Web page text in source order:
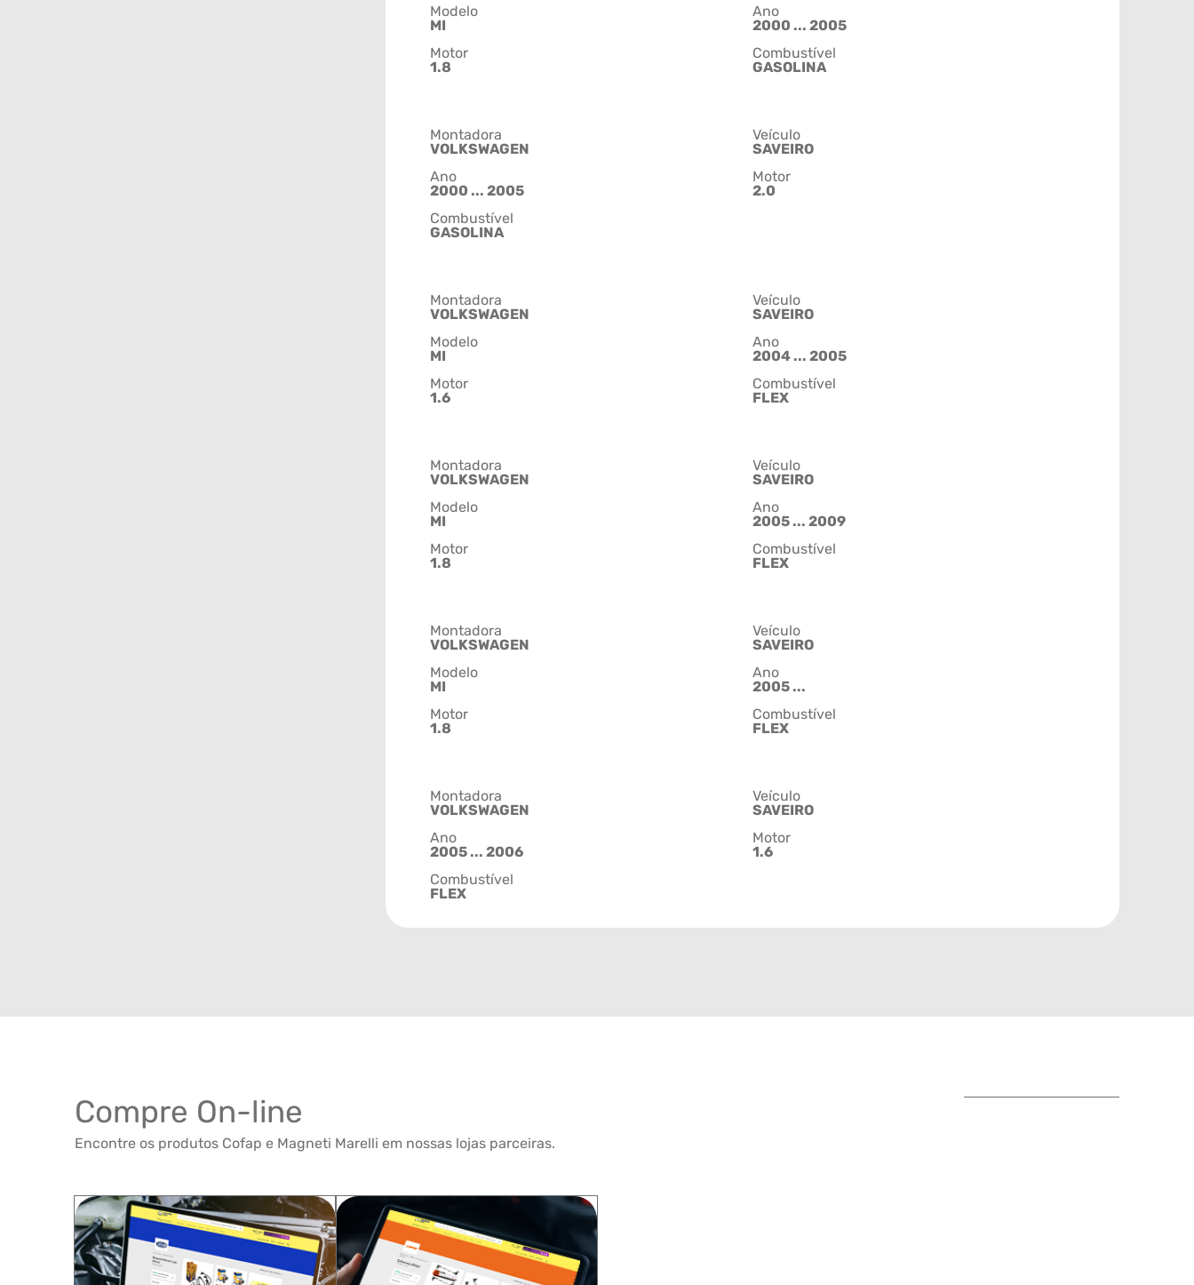
Modelo
MI
Ano
2000 ... 2005
Motor
1.8
Combustível
GASOLINA
Montadora
VOLKSWAGEN
Veículo
SAVEIRO
Ano
2000 ... 2005
Motor
2.0
Combustível
GASOLINA
Montadora
VOLKSWAGEN
Veículo
SAVEIRO
Modelo
MI
Ano
2004 ... 2005
Motor
1.6
Combustível
FLEX
Montadora
VOLKSWAGEN
Veículo
SAVEIRO
Modelo
MI
Ano
2005 ... 2009
Motor
1.8
Combustível
FLEX
Montadora
VOLKSWAGEN
Veículo
SAVEIRO
Modelo
MI
Ano
2005 ...
Motor
1.8
Combustível
FLEX
Montadora
VOLKSWAGEN
Veículo
SAVEIRO
Ano
2005 ... 2006
Motor
1.6
Combustível
FLEX
Compre On-line
Encontre os produtos Cofap e Magneti Marelli em nossas lojas parceiras.